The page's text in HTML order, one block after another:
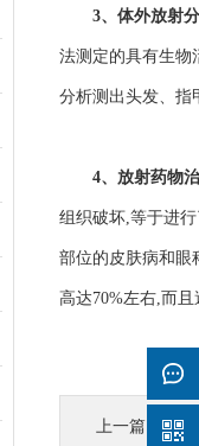
3、 体外放射
法测定的具有生物活
分析测出头发、
4、放射药物
组织破坏,等于进行
部位的皮肤病和眼科
高达70%左右,而且
上一篇 : 放射